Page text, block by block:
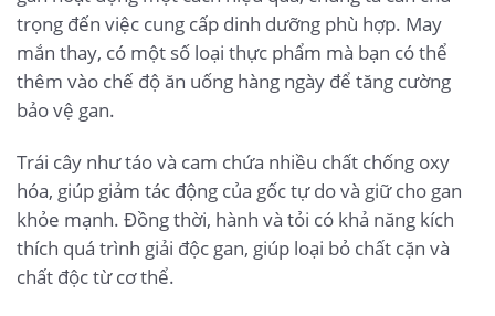
trọng đến việc cung cấp dinh dưỡng phù hợp. May
mắn thay, có một số loại thực phẩm mà bạn có thể
thêm vào chế độ ăn uống hàng ngày để tăng cường
bảo vệ gan.
Trái cây như táo và cam chứa nhiều chất chống oxy
hóa, giúp giảm tác động của gốc tự do và giữ cho gan
khỏe mạnh. Đồng thời, hành và tỏi có khả năng kích
thích quá trình giải độc gan, giúp loại bỏ chất cặn và
chất độc từ cơ thể.